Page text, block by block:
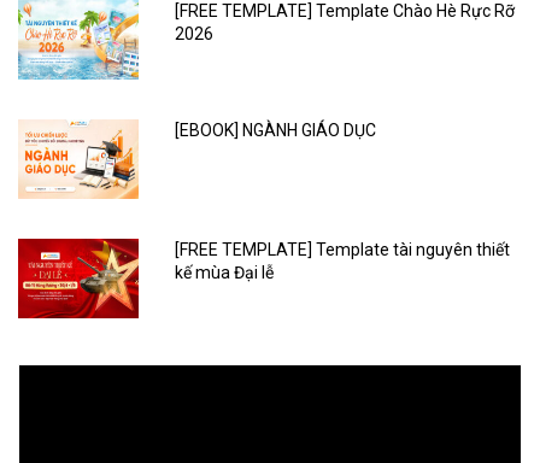
[FREE TEMPLATE] Template Chào Hè Rực Rỡ
2026
[EBOOK] NGÀNH GIÁO DỤC
[FREE TEMPLATE] Template tài nguyên thiết
kế mùa Đại lễ